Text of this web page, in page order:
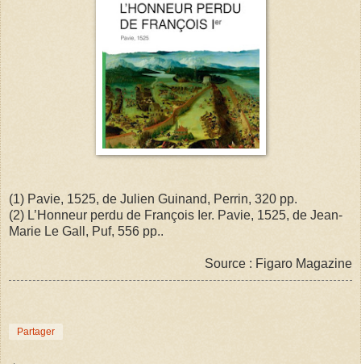
(1) Pavie, 1525, de Julien Guinand, Perrin, 320 pp.
(2) L’Honneur perdu de François Ier. Pavie, 1525, de Jean-
Marie Le Gall, Puf, 556 pp..
Source : Figaro Magazine
Partager